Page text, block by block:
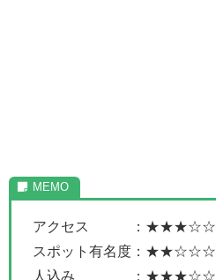
アクセス ：★★★☆☆
スポット有名度：★★☆☆☆
人込み ：★★★☆☆